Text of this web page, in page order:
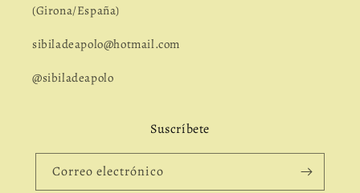
(Girona/España)
sibiladeapolo@hotmail.com
@sibiladeapolo
Suscríbete
Correo electrónico